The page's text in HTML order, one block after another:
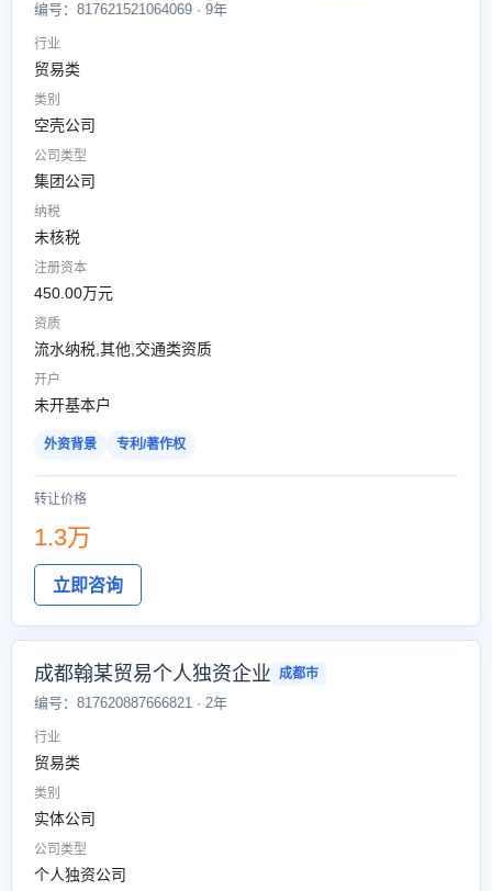
编号：817621521064069 · 9年
行业
贸易类
类别
空壳公司
公司类型
集团公司
纳税
未核税
注册资本
450.00万元
资质
流水纳税,其他,交通类资质
开户
未开基本户
外资背景 专利/著作权
转让价格
1.3万
立即咨询
成都翰某贸易个人独资企业 成都市
编号：817620887666821 · 2年
行业
贸易类
类别
实体公司
公司类型
个人独资公司